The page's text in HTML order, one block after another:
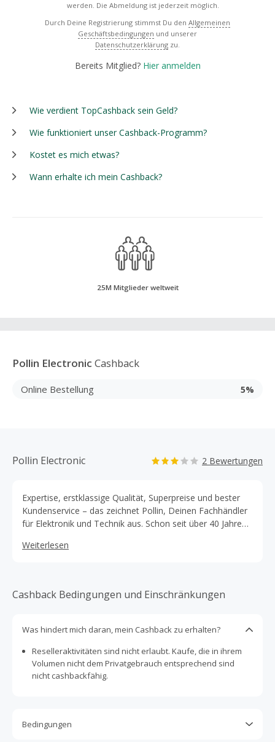
werden. Die Abmeldung ist jederzeit möglich.
Durch Deine Registrierung stimmst Du den Allgemeinen
Geschäftsbedingungen und unserer
Datenschutzerklärung zu.
Bereits Mitglied? Hier anmelden
Wie verdient TopCashback sein Geld?
Wie funktioniert unser Cashback-Programm?
Kostet es mich etwas?
Wann erhalte ich mein Cashback?
25M Mitglieder weltweit
Pollin Electronic Cashback
Online Bestellung 5%
Pollin Electronic 2 Bewertungen
Expertise, erstklassige Qualität, Superpreise und bester
Kundenservice – das zeichnet Pollin, Deinen Fachhändler
für Elektronik und Technik aus. Schon seit über 40 Jahren
Produkten zu einem sehr guten Preis-Leistungs-Verhältnis
elektronischen Produkten der Lichttechnik und der
Haustechnik von verschiedenen Markenherstellern.
Weiterlesen
Cashback Bedingungen und Einschränkungen
Was hindert mich daran, mein Cashback zu erhalten?
Reselleraktivitäten sind nicht erlaubt. Kaufe, die in ihrem
Volumen nicht dem Privatgebrauch entsprechend sind
nicht cashbackfähig.
Bedingungen